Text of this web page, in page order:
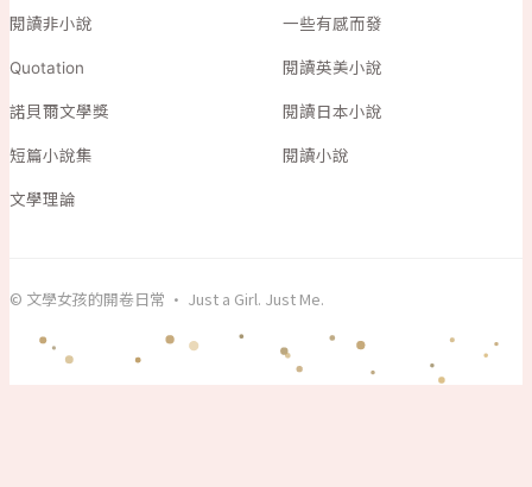
閱讀非小說 一些有感而發
Quotation 閱讀英美小說
諾貝爾文學獎 閱讀日本小說
短篇小說集 閱讀小說
文學理論
© 文學女孩的開卷日常 · Just a Girl. Just Me.